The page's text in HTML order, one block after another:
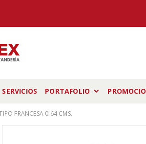
SERVICIOS PORTAFOLIO
FRANCESA 0.64 CMS.